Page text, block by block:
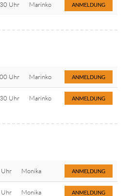
Uhr Marinko ANMELDUNG
Uhr Marinko ANMELDUNG
Uhr Marinko ANMELDUNG
Monika ANMELDUNG
Monika ANMELDUNG